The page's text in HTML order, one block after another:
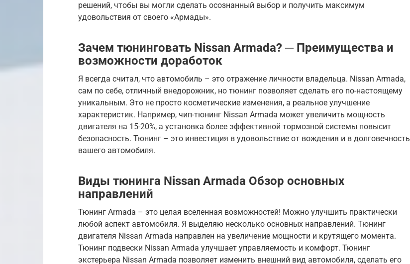
решений, чтобы вы могли сделать осознанный выбор и получить максимум
удовольствия от своего «Армады».
Зачем тюнинговать Nissan Armada? ─ Преимущества и
возможности доработок
Я всегда считал, что автомобиль – это отражение личности владельца. Nissan Armada,
сам по себе, отличный внедорожник, но тюнинг позволяет сделать его по-настоящему
уникальным. Это не просто косметические изменения, а реальное улучшение
характеристик. Например, чип-тюнинг Nissan Armada может увеличить мощность
двигателя на 15-20%, а установка более эффективной тормозной системы повысит
безопасность. Тюнинг – это инвестиция в удовольствие от вождения и в долговечность
вашего автомобиля.
Виды тюнинга Nissan Armada Обзор основных
направлений
Тюнинг Armada – это целая вселенная возможностей! Можно улучшить практически
любой аспект автомобиля. Я выделяю несколько основных направлений. Тюнинг
двигателя Nissan Armada направлен на увеличение мощности и крутящего момента.
Тюнинг подвески Nissan Armada улучшает управляемость и комфорт. Тюнинг
экстерьера Nissan Armada позволяет изменить внешний вид автомобиля, сделать его